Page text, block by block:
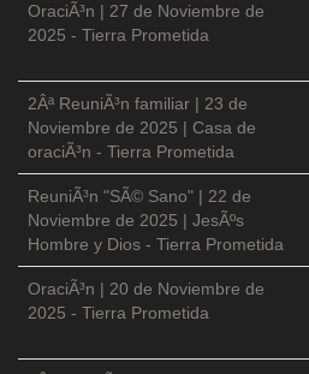
OraciÃ³n | 27 de Noviembre de
2025 - Tierra Prometida
2Âª ReuniÃ³n familiar | 23 de
Noviembre de 2025 | Casa de
oraciÃ³n - Tierra Prometida
ReuniÃ³n "SÃ© Sano" | 22 de
Noviembre de 2025 | JesÃºs
Hombre y Dios - Tierra Prometida
OraciÃ³n | 20 de Noviembre de
2025 - Tierra Prometida